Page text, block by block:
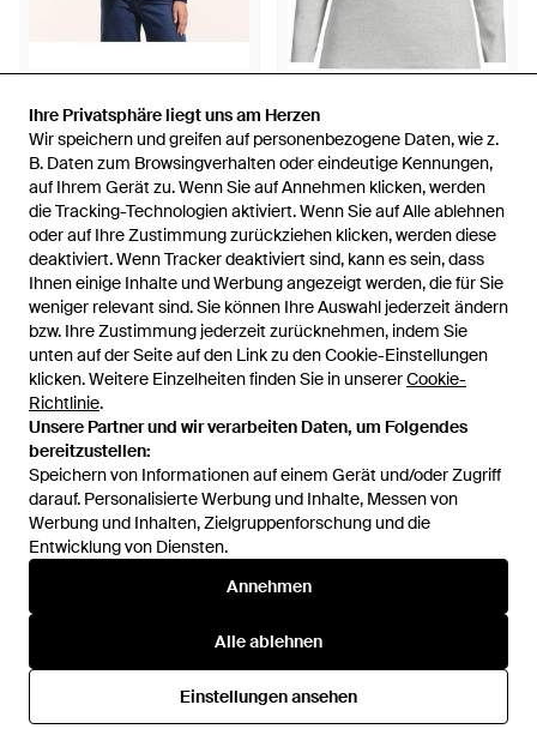
Ihre Privatsphäre liegt uns am Herzen
Wir speichern und greifen auf personenbezogene Daten, wie z.
B. Daten zum Browsingverhalten oder eindeutige Kennungen,
auf Ihrem Gerät zu. Wenn Sie auf Annehmen klicken, werden
die Tracking-Technologien aktiviert. Wenn Sie auf Alle ablehnen
oder auf Ihre Zustimmung zurückziehen klicken, werden diese
deaktiviert. Wenn Tracker deaktiviert sind, kann es sein, dass
Ihnen einige Inhalte und Werbung angezeigt werden, die für Sie
weniger relevant sind. Sie können Ihre Auswahl jederzeit ändern
bzw. Ihre Zustimmung jederzeit zurücknehmen, indem Sie
unten auf der Seite auf den Link zu den Cookie-Einstellungen
klicken. Weitere Einzelheiten finden Sie in unsererCookie-
Richtlinie.
Unsere Partner und wir verarbeiten Daten, um Folgendes
bereitzustellen:
Speichern von Informationen auf einem Gerät und/oder Zugriff
darauf. Personalisierte Werbung und Inhalte, Messen von
Werbung und Inhalten, Zielgruppenforschung und die
Entwicklung von Diensten.
Annehmen
Alle ablehnen
Einstellungen ansehen
Ihre Privatsphäre liegt uns am Herzen
Wir speichern und greifen auf personenbezogene Daten, wie z.
B. Daten zum Browsingverhalten oder eindeutige Kennungen,
auf Ihrem Gerät zu. Wenn Sie auf Annehmen klicken, werden
die Tracking-Technologien aktiviert. Wenn Sie auf Alle ablehnen
oder auf Ihre Zustimmung zurückziehen klicken, werden diese
deaktiviert. Wenn Tracker deaktiviert sind, kann es sein, dass
Ihnen einige Inhalte und Werbung angezeigt werden, die für Sie
weniger relevant sind. Sie können Ihre Auswahl jederzeit ändern
bzw. Ihre Zustimmung jederzeit zurücknehmen, indem Sie
unten auf der Seite auf den Link zu den Cookie-Einstellungen
klicken. Weitere Einzelheiten finden Sie in unsererCookie-
Richtlinie.
Unsere Partner und wir verarbeiten Daten, um Folgendes
bereitzustellen:
Speichern von Informationen auf einem Gerät und/oder Zugriff
darauf. Personalisierte Werbung und Inhalte, Messen von
Werbung und Inhalten, Zielgruppenforschung und die
Entwicklung von Diensten.
Annehmen
Alle ablehnen
Einstellungen ansehen
Lands' End
Jerseybluse Mit Polokragen,
Damen, Größe Petite,
Elasthan/Baumwoll-
Mischung/Polyester-Mischung,
By - Blau
Von Lands' End
Lands' End
Langarmshirt Aus Mikrofeinem
Baumwollripp, Damen, Größe
Plus, Baumwolle/Elasthan, By -
Grau
Von Lands' End
104,99 €
Lands' End
Featherfree, Damen, Größe
Regular, Polyester, By -
59,99 €
Mit 3/4-Ärmeln, Damen, Größe
Regular, Baumwolle Modal, By -
Blau